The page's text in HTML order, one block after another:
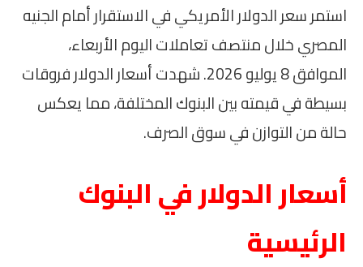
استمر سعر الدولار الأمريكي في الاستقرار أمام الجنيه
المصري خلال منتصف تعاملات اليوم الأربعاء،
الموافق 8 يوليو 2026. شهدت أسعار الدولار فروقات
بسيطة في قيمته بين البنوك المختلفة، مما يعكس
حالة من التوازن في سوق الصرف.
أسعار الدولار في البنوك
الرئيسية